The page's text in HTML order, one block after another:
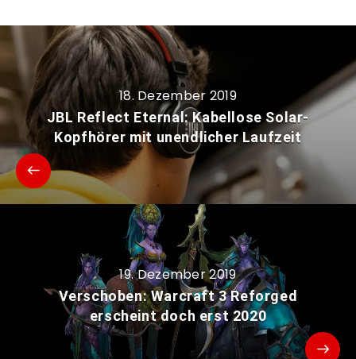
18. Dezember 2019
JBL Reflect Eternal: Kabellose Solar-
Kopfhörer mit unendlicher Laufzeit
19. Dezember 2019
Verschoben: Warcraft 3 Reforged
erscheint doch erst 2020